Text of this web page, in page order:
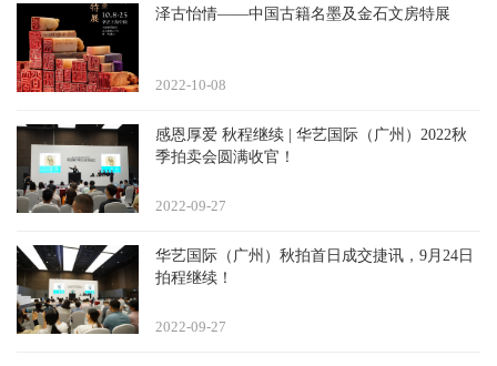
泽古怡情——中国古籍名墨及金石文房特展
08
2022-10
感恩厚爱 秋程继续 | 华艺国际（广州）2022秋
季拍卖会圆满收官！
27
2022-09
华艺国际（广州）秋拍首日成交捷讯，9月24日
拍程继续！
27
2022-09